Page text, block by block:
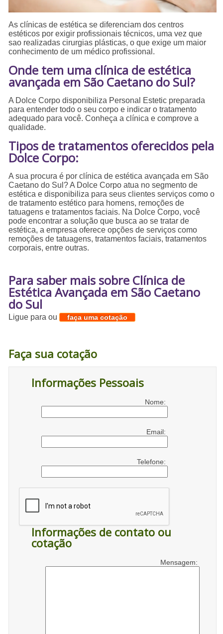
As clínicas de estética se diferenciam dos centros
estéticos por exigir profissionais técnicos, uma vez que
sao realizadas cirurgias plásticas, o que exige um maior
conhecimento de um médico profissional.
Onde tem uma clínica de estética
avançada em São Caetano do Sul?
A Dolce Corpo disponibiliza Personal Estetic preparada
para entender todo o seu corpo e indicar o tratamento
adequado para você. Conheça a clínica e comprove a
qualidade.
Tipos de tratamentos oferecidos pela
Dolce Corpo:
A sua procura é por clínica de estética avançada em São
Caetano do Sul? A Dolce Corpo atua no segmento de
estética e disponibiliza para seus clientes serviços como o
de tratamento estético para homens, remoções de
tatuagens e tratamentos faciais. Na Dolce Corpo, você
pode encontrar a solução que busca ao se tratar de
estética, a empresa oferece opções de serviços como
remoções de tatuagens, tratamentos faciais, tratamentos
corporais, entre outras.
Para saber mais sobre Clínica de
Estética Avançada em São Caetano
do Sul
Ligue paraou faça uma cotação
Faça sua cotação
Informações Pessoais
Nome:
Email:
Telefone:
Informações de contato ou
cotação
Mensagem: